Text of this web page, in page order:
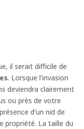
il serait difficile de
. Lorsque l’invasion
deviendra clairement
ou près de votre
d’un nid de
propriété. La taille du